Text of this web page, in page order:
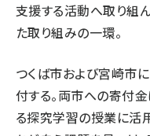
支援する活動へ取り組
た取り組みの一環。
つくば市および宮崎市
付する。両市への寄付
る探究学習の授業に活